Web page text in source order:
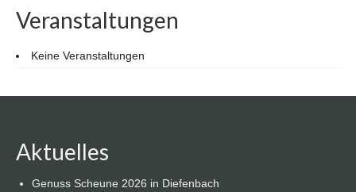
Veranstaltungen
Keine Veranstaltungen
Aktuelles
Genuss Scheune 2026 in Diefenbach